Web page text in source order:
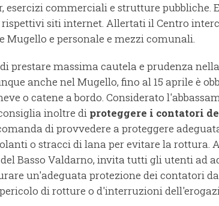
esercizi commerciali e strutture pubbliche.
siti internet. Allertati il Centro
Mugello e personale e mezzi comunali.
prestare massima cautela e prudenza
anche nel Mugello, fino al 15 aprile è
o catene a bordo. Considerato
inoltre di proteggere i contatori
di provvedere a proteggere
o stracci di lana per evitare la rottura.
Basso Valdarno, invita tutti gli utenti ad
un'adeguata protezione dei contatori
di rotture o d'interruzioni